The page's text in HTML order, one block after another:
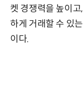
켓 경쟁력을 높이고
하게 거래할 수 있
이다.